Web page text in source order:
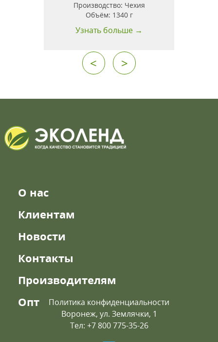
Производство: Чехия
Объём: 1340 г
Узнать больше →
< >
О нас
Клиентам
Новости
Контакты
Производителям
Опт
Политика конфиденциальности
Воронеж, ул. Землячки, 1
Тел: +7 800 775-35-26